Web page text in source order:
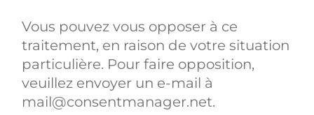
Vous pouvez vous opposer à ce
traitement, en raison de votre situation
particulière. Pour faire opposition,
veuillez envoyer un e-mail à
mail@consentmanager.net.